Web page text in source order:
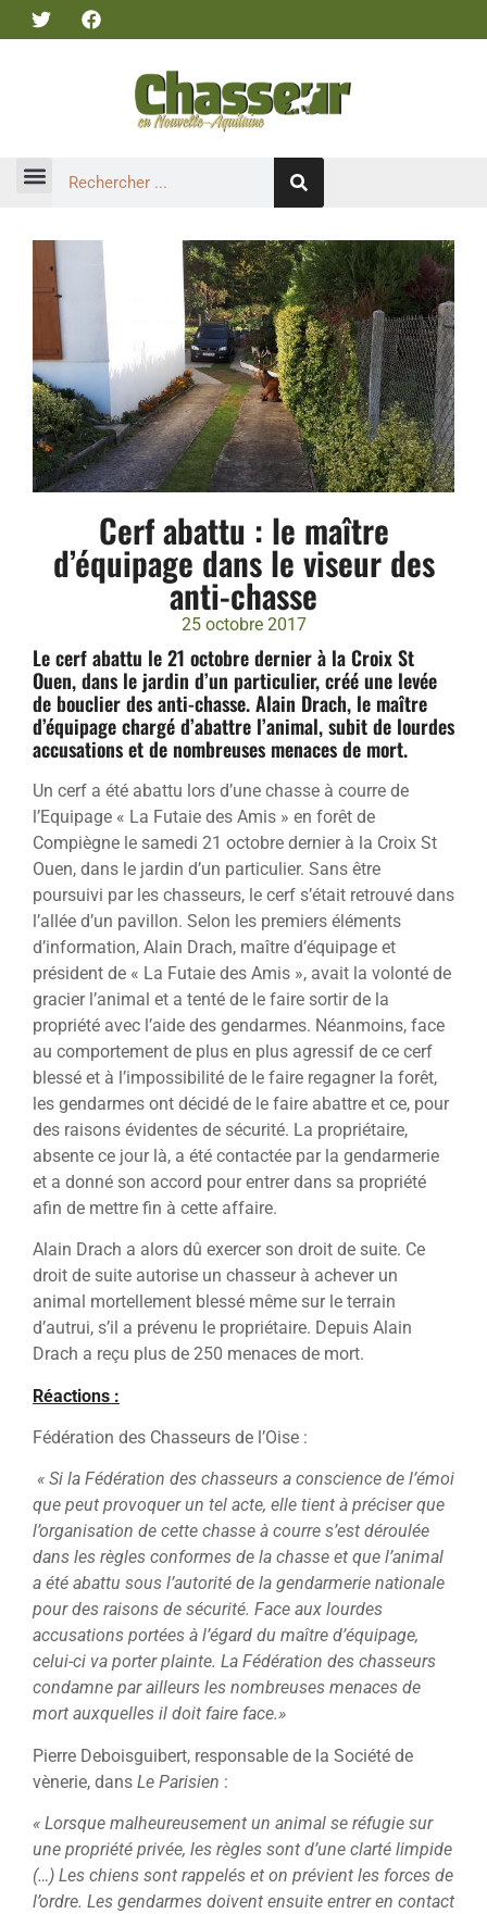
Cerf abattu : le maître
d’équipage dans le viseur des
anti-chasse
25 octobre 2017
Le cerf abattu le 21 octobre dernier à la Croix St
Ouen, dans le jardin d’un particulier, créé une levée
de bouclier des anti-chasse. Alain Drach, le maître
d’équipage chargé d’abattre l’animal, subit de lourdes
accusations et de nombreuses menaces de mort.
Un cerf a été abattu lors d’une chasse à courre de
l’Equipage « La Futaie des Amis » en forêt de
Compiègne le samedi 21 octobre dernier à la Croix St
Ouen, dans le jardin d’un particulier. Sans être
poursuivi par les chasseurs, le cerf s’était retrouvé dans
l’allée d’un pavillon. Selon les premiers éléments
d’information, Alain Drach, maître d’équipage et
président de « La Futaie des Amis », avait la volonté de
gracier l’animal et a tenté de le faire sortir de la
propriété avec l’aide des gendarmes. Néanmoins, face
au comportement de plus en plus agressif de ce cerf
blessé et à l’impossibilité de le faire regagner la forêt,
les gendarmes ont décidé de le faire abattre et ce, pour
des raisons évidentes de sécurité. La propriétaire,
absente ce jour là, a été contactée par la gendarmerie
et a donné son accord pour entrer dans sa propriété
afin de mettre fin à cette affaire.
Alain Drach a alors dû exercer son droit de suite. Ce
droit de suite autorise un chasseur à achever un
animal mortellement blessé même sur le terrain
d’autrui, s’il a prévenu le propriétaire. Depuis Alain
Drach a reçu plus de 250 menaces de mort.
Réactions :
Fédération des Chasseurs de l’Oise :
« Si la Fédération des chasseurs a conscience de l’émoi
que peut provoquer un tel acte, elle tient à préciser que
l’organisation de cette chasse à courre s’est déroulée
dans les règles conformes de la chasse et que l’animal
a été abattu sous l’autorité de la gendarmerie nationale
pour des raisons de sécurité. Face aux lourdes
accusations portées à l’égard du maître d’équipage,
celui-ci va porter plainte. La Fédération des chasseurs
condamne par ailleurs les nombreuses menaces de
mort auxquelles il doit faire face.»
Pierre Deboisguibert, responsable de la Société de
vènerie, dans Le Parisien :
« Lorsque malheureusement un animal se réfugie sur
une propriété privée, les règles sont d’une clarté limpide
(…) Les chiens sont rappelés et on prévient les forces de
l’ordre. Les gendarmes doivent ensuite entrer en contact